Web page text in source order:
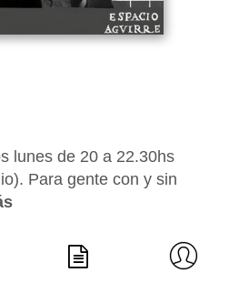
lunes de 20 a 22.30hs
Para gente con y sin